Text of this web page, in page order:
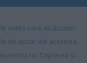
video care alcătuiesc
de autor ale acestora,
Copierea și